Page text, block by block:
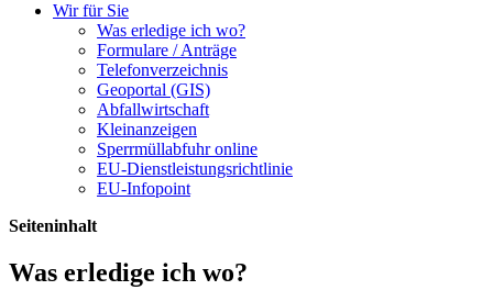
Wir für Sie
Was erledige ich wo?
Formulare / Anträge
Telefonverzeichnis
Geoportal (GIS)
Abfallwirtschaft
Kleinanzeigen
Sperrmüllabfuhr online
EU-Dienstleistungsrichtlinie
EU-Infopoint
Seiteninhalt
Was erledige ich wo?